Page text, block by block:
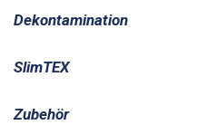
Dekontamination
SlimTEX
Zubehör